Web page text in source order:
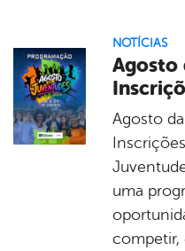
NOTÍCIAS
Agosto
Agosto
uma
competir,